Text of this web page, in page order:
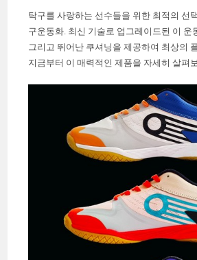
탁구를 사랑하는 선수들을 위한 최적의 선
구운동화. 최신 기술로 업그레이드된 이 운
그리고 뛰어난 쿠셔닝을 제공하여 최상의
지금부터 이 매력적인 제품을 자세히 살펴